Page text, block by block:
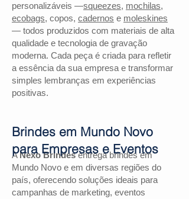
personalizáveis —squeezes, mochilas,
ecobags, copos, cadernos e moleskines
— todos produzidos com materiais de alta
qualidade e tecnologia de gravação
moderna. Cada peça é criada para refletir
a essência da sua empresa e transformar
simples lembranças em experiências
positivas.
ANexo Brindesentrega brindes em
Mundo Novo e em diversas regiões do
país, oferecendo soluções ideais para
campanhas de marketing, eventos
Brindes em Mundo Novo
para Empresas e Eventos